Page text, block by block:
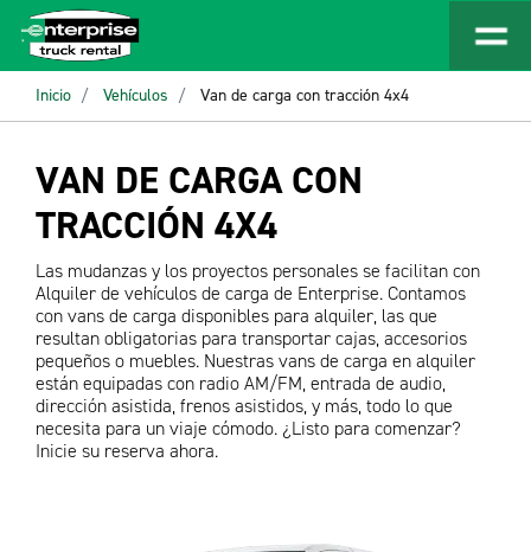
Inicio Vehículos Van de carga con tracción 4x4
VAN DE CARGA CON
TRACCIÓN 4X4
Las mudanzas y los proyectos personales se facilitan con
Alquiler de vehículos de carga de Enterprise. Contamos
con vans de carga disponibles para alquiler, las que
resultan obligatorias para transportar cajas, accesorios
pequeños o muebles. Nuestras vans de carga en alquiler
están equipadas con radio AM/FM, entrada de audio,
dirección asistida, frenos asistidos, y más, todo lo que
necesita para un viaje cómodo. ¿Listo para comenzar?
Inicie su reserva ahora.